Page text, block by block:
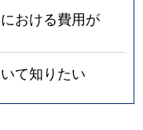
おける費用が
て知りたい